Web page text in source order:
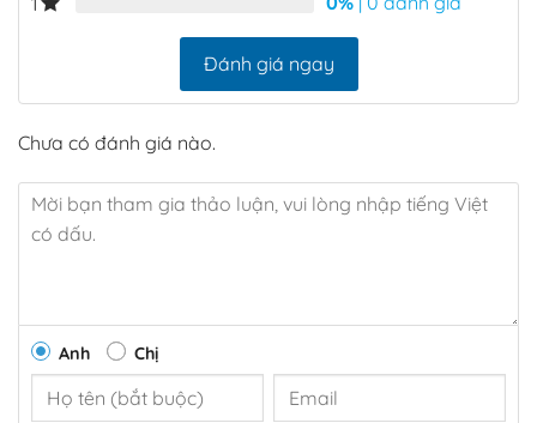
690.000đ
Đánh giá ngay
Chưa có đánh giá nào.
Anh Chị